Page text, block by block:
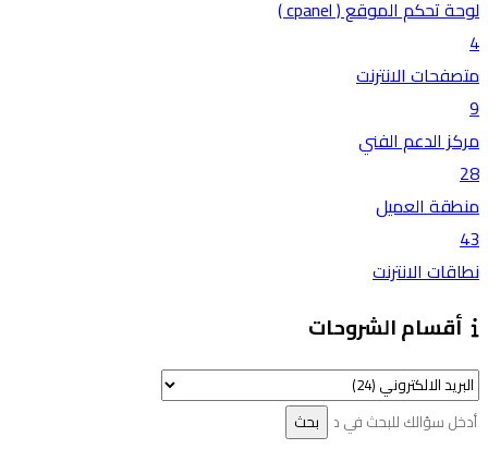
لوحة تحكم الموقع ( cpanel )
4
متصفحات الانترنت
9
مركز الدعم الفني
28
منطقة العميل
43
نطاقات الانترنت
أقسام الشروحات